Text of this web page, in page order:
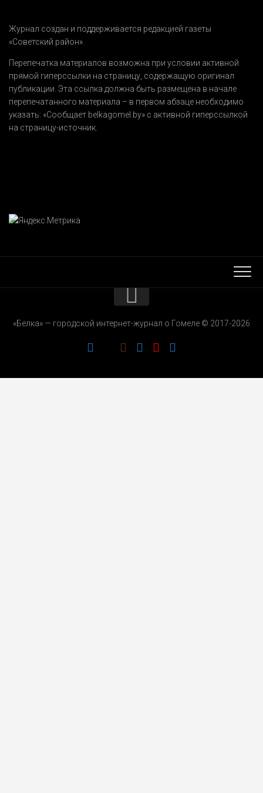
Журнал создан и поддерживается редакцией газеты
«Советский район».
Перепечатка материалов возможна при условии активной
прямой гиперссылки на страницу, содержащую оригинал
публикации. Эта ссылка должна быть размещена в начале
перепечатанного материала – в первом абзаце необходимо
указать: «Сообщает belkagomel.by» с активной гиперссылкой
на страницу-источник.
РЕКЛАМОДАТЕЛЯМ
«Белка» — городской интернет-журнал о Гомеле © 2017-2026